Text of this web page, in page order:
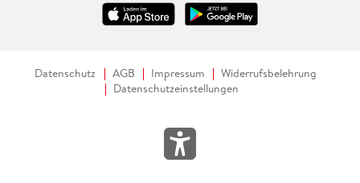
Datenschutz AGB Impressum
Widerrufsbelehrung
Datenschutzeinstellungen